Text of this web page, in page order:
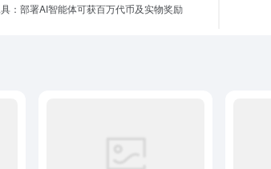
：部署AI智能体可获百万代币及实物奖励